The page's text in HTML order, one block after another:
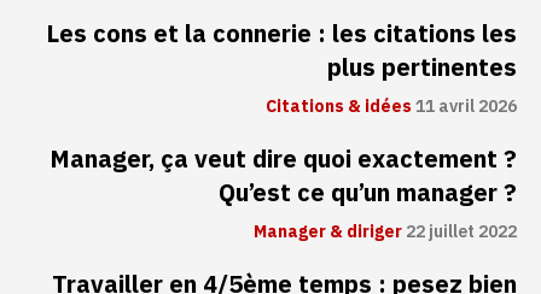
Les cons et la connerie : les citations les
plus pertinentes
Citations & idées11 avril 2026
Manager, ça veut dire quoi exactement ?
Qu’est ce qu’un manager ?
Manager & diriger22 juillet 2022
Travailler en 4/5ème temps : pesez bien